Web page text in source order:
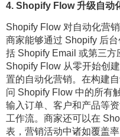
4. Shopify Flow 升级自动
Shopify Flow 对自动化营
商家能够通过 Shopify 后
括 Shopify Email 或第三
Shopify Flow 从零开始创
置的自动化营销。在构建
问 Shopify Flow 中的所有
输入订单、客户和产品等
工作流。商家还可以在
表，营销活动中诸如覆盖